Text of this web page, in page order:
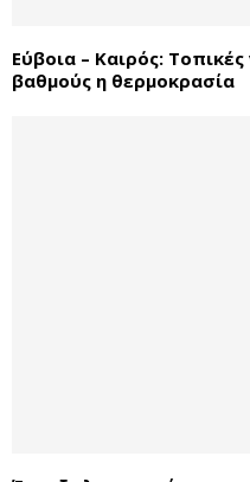
Εύβοια – Καιρός:
βαθμούς η θερμοκρασία